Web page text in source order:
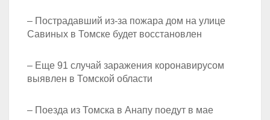
– Пострадавший из-за пожара дом на улице
Савиных в Томске будет восстановлен
– Еще 91 случай заражения коронавирусом
выявлен в Томской области
– Поезда из Томска в Анапу поедут в мае